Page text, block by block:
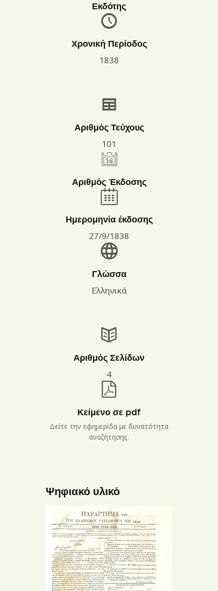
Εκδότης
Χρονική Περίοδος
1838
Αριθμός Τεύχους
101
Αριθμός Έκδοσης
Ημερομηνία έκδοσης
27/9/1838
Γλώσσα
Ελληνικά
Αριθμός Σελίδων
4
Κείμενο σε pdf
Δείτε την εφημερίδα με δυνατότητα
αναζήτησης.
Ψηφιακό υλικό